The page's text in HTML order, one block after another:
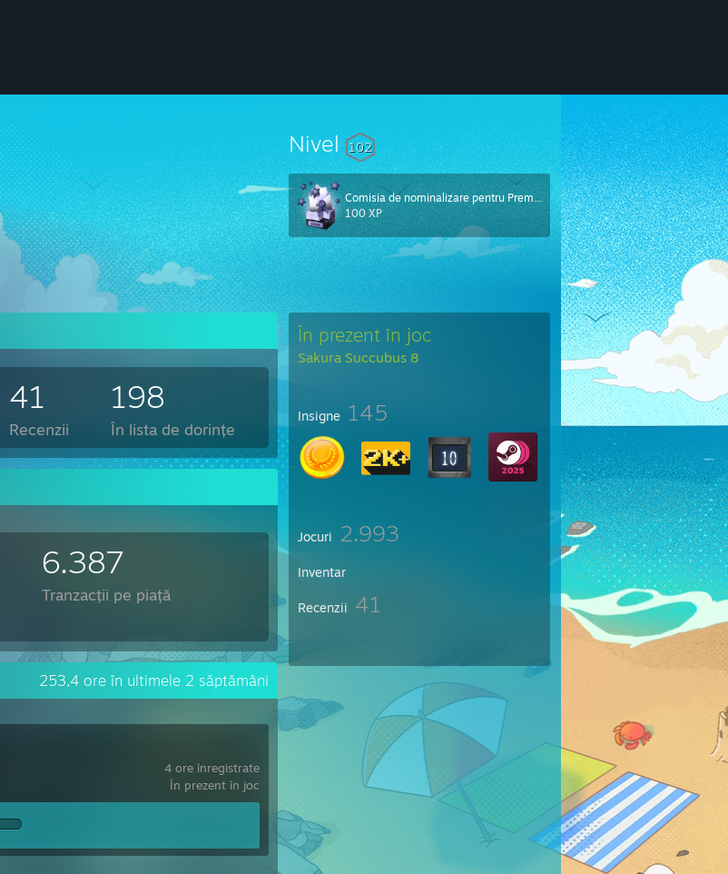
Nivel 102
Comisia de nominalizare pentru Premiile Steam 2024
100 XP
În prezent în joc
Sakura Succubus 8
Insigne 145
Jocuri 2.993
Inventar
Recenzii 41
41
Recenzii
198
În lista de dorințe
6.387
Tranzacții pe piață
253,4 ore în ultimele 2 săptămâni
4 ore înregistrate
În prezent în joc